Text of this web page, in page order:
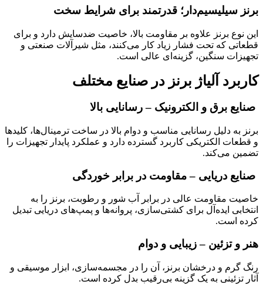
برنز سیلیسیم‌دار؛ قدرتمند برای شرایط سخت
این نوع برنز علاوه بر مقاومت بالا، خاصیت ضدسایش دارد و برای
قطعاتی که تحت فشار زیاد کار می‌کنند، مثل شیرآلات صنعتی و
تجهیزات سنگین، گزینه‌ای عالی است.
کاربرد آلیاژ برنز در صنایع مختلف
صنایع برق و الکترونیک – رسانایی بالا
برنز به دلیل رسانایی مناسب و دوام بالا در ساخت ترمینال‌ها، کلیدها
و قطعات الکتریکی کاربرد گسترده دارد و عملکرد پایدار تجهیزات را
تضمین می‌کند.
صنایع دریایی – مقاومت در برابر خوردگی
خاصیت مقاومت عالی در برابر آب شور و رطوبت، برنز را به
انتخابی ایده‌آل برای کشتی‌سازی، پروانه‌ها و پمپ‌های دریایی تبدیل
کرده است.
هنر و تزئین – زیبایی و دوام
رنگ گرم و درخشان برنز، آن را در مجسمه‌سازی، ابزار موسیقی و
آثار تزئینی به یک گزینه بی‌رقیب بدل کرده است.